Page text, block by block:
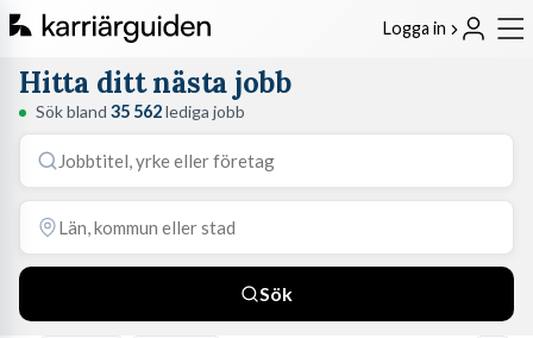
Logga in
Hitta ditt nästa jobb
Sök bland 35 562lediga jobb
Sök